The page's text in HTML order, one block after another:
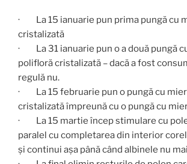
· La 15 ianuarie pun prima pungă cu
cristalizată
· La 31 ianuarie pun o a două pungă
polifloră cristalizată – dacă a fost
regulă nu.
· La 15 februarie pun o pungă cu
cristalizată împreună cu o pungă cu
· La 15 martie încep stimulare cu
paralel cu completarea din interior
și continui așa până când albinele nu